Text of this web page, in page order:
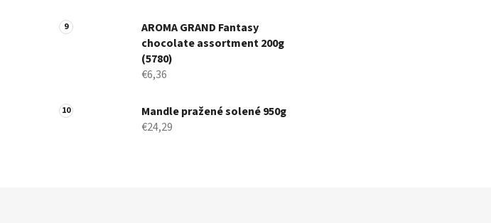
AROMA GRAND Fantasy
chocolate assortment 200g
(5780)
€6,36
Mandle pražené solené 950g
€24,29